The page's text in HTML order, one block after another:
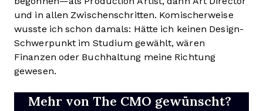
und in allen Zwischenschritten. Komischerweise
wusste ich schon damals: Hätte ich keinen Design-
Schwerpunkt im Studium gewählt, wären
Finanzen oder Buchhaltung meine Richtung
gewesen.
Mehr von The CMO gewünscht?